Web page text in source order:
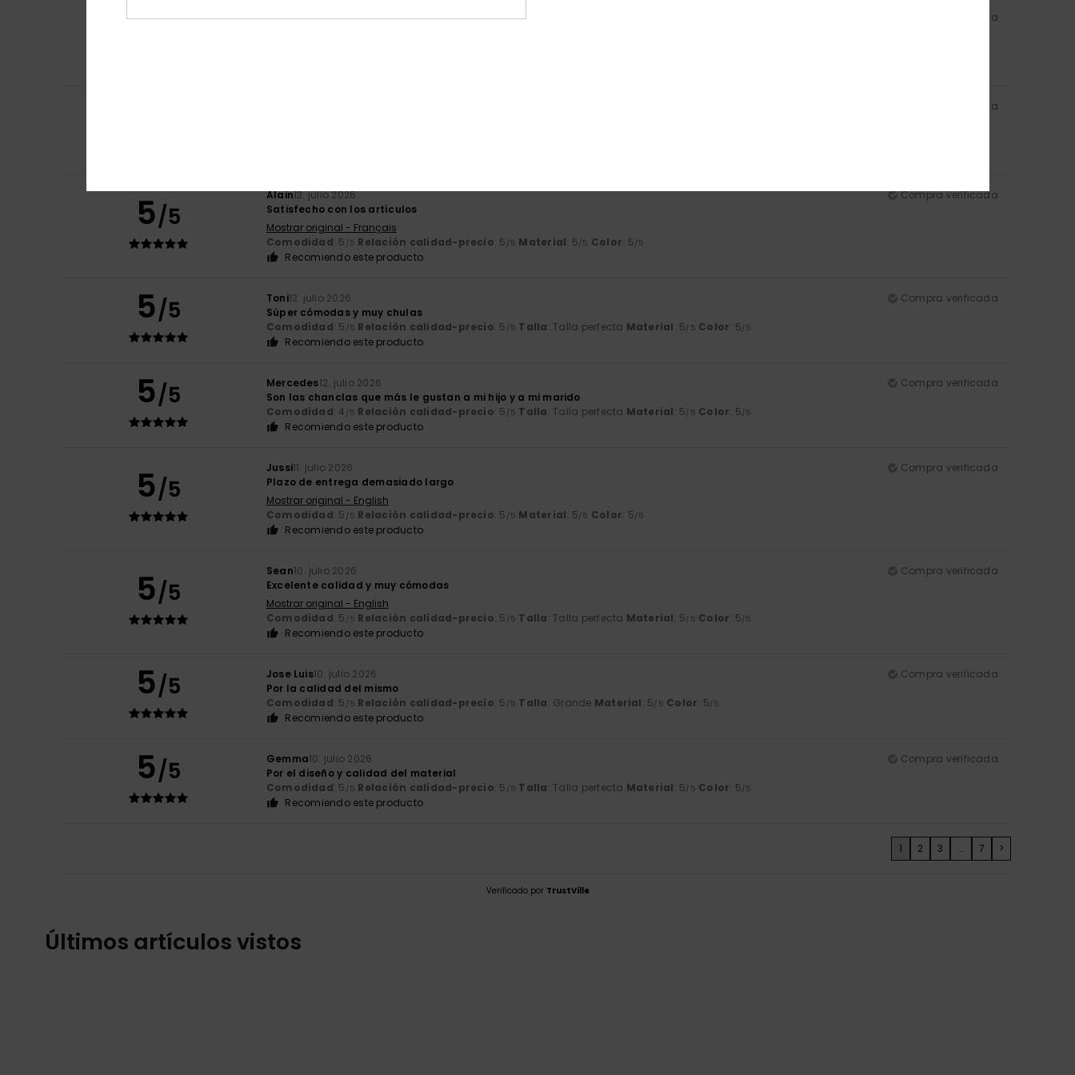
5 Armindo15. julio 2026
Compra verificada
Compra verificada
5/5
Alain13. julio 2026
Compra verificada
Satisfecho con los artículos
Mostrar original - Français
Comodidad: 5 /5 Relación calidad-precio: 5 /5 Material: 5/5 Color: 5/5
Recomiendo este producto
5/5 Toni12. julio 2026
Compra verificada
Súper cómodas y muy chulas
Comodidad: 5 /5 Relación calidad-precio: 5 /5 Talla: Talla perfecta Material: 5/5 Color: 5/5
Recomiendo este producto
5/5 Mercedes12. julio 2026
Compra verificada
Son las chanclas que más le gustan a mi hijo y a mi marido
Comodidad: 4 /5 Relación calidad-precio: 5 /5 Talla: Talla perfecta Material: 5/5 Color: 5/5
Recomiendo este producto
5/5
Jussi11. julio 2026
Compra verificada
Plazo de entrega demasiado largo
Mostrar original - English
Comodidad: 5 /5 Relación calidad-precio: 5 /5 Material: 5/5 Color: 5/5
Recomiendo este producto
5/5
Sean10. julio 2026
Compra verificada
Excelente calidad y muy cómodas
Mostrar original - English
Comodidad: 5 /5 Relación calidad-precio: 5 /5 Talla: Talla perfecta Material: 5/5 Color: 5/5
Recomiendo este producto
5/5 Jose Luis10. julio 2026
Compra verificada
Por la calidad del mismo
Comodidad: 5 /5 Relación calidad-precio: 5 /5 Talla: Grande Material: 5/5 Color: 5/5
Recomiendo este producto
5/5 Gemma10. julio 2026
Compra verificada
Por el diseño y calidad del material
Comodidad: 5 /5 Relación calidad-precio: 5 /5 Talla: Talla perfecta Material: 5/5 Color: 5/5
Recomiendo este producto
1 2 3 ... 7 >
Verificado por TrustVille
Últimos artículos vistos